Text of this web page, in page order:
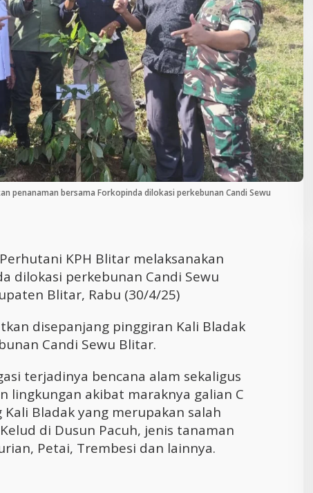
penanaman bersama Forkopinda dilokasi perkebunan Candi Sewu
KPH Blitar melaksanakan
dilokasi perkebunan Candi Sewu
Blitar, Rabu (30/4/25)
disepanjang pinggiran Kali Bladak
Candi Sewu Blitar.
terjadinya bencana alam sekaligus
lingkungan akibat maraknya galian C
Bladak yang merupakan salah
di Dusun Pacuh, jenis tanaman
Petai, Trembesi dan lainnya.
Cara Efektif Mengelola Waktu untuk
Produktivitas Maksimal